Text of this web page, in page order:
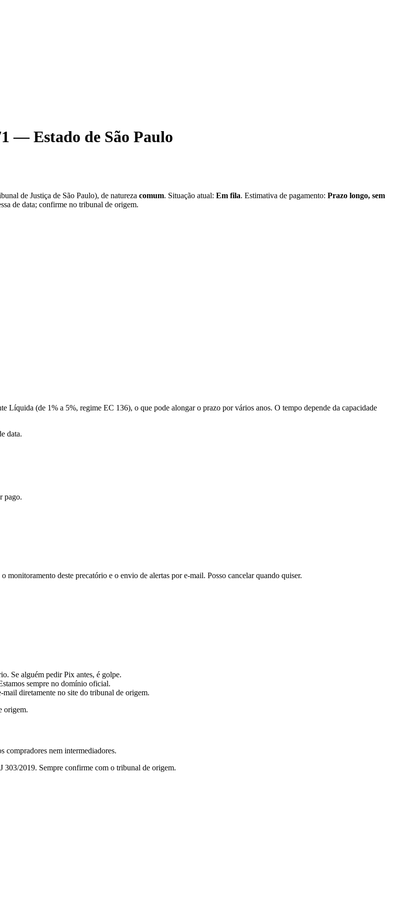
—Estado de São Paulo
de Justiça de São Paulo), de natureza comum. Situação atual: Em fila. Estimativa de pagamento: Prazo longo, sem
de data; confirme no tribunal de origem.
Líquida (de 1% a 5%, regime EC 136), o que pode alongar o prazo por vários anos. O tempo depende da capacidade
data.
pago.
monitoramento deste precatório e o envio de alertas por e-mail. Posso cancelar quando quiser.
Se alguém pedir Pix antes, é golpe.
sempre no domínio oficial.
diretamente no site do tribunal de origem.
origem.
compradores nem intermediadores.
303/2019. Sempre confirme com o tribunal de origem.